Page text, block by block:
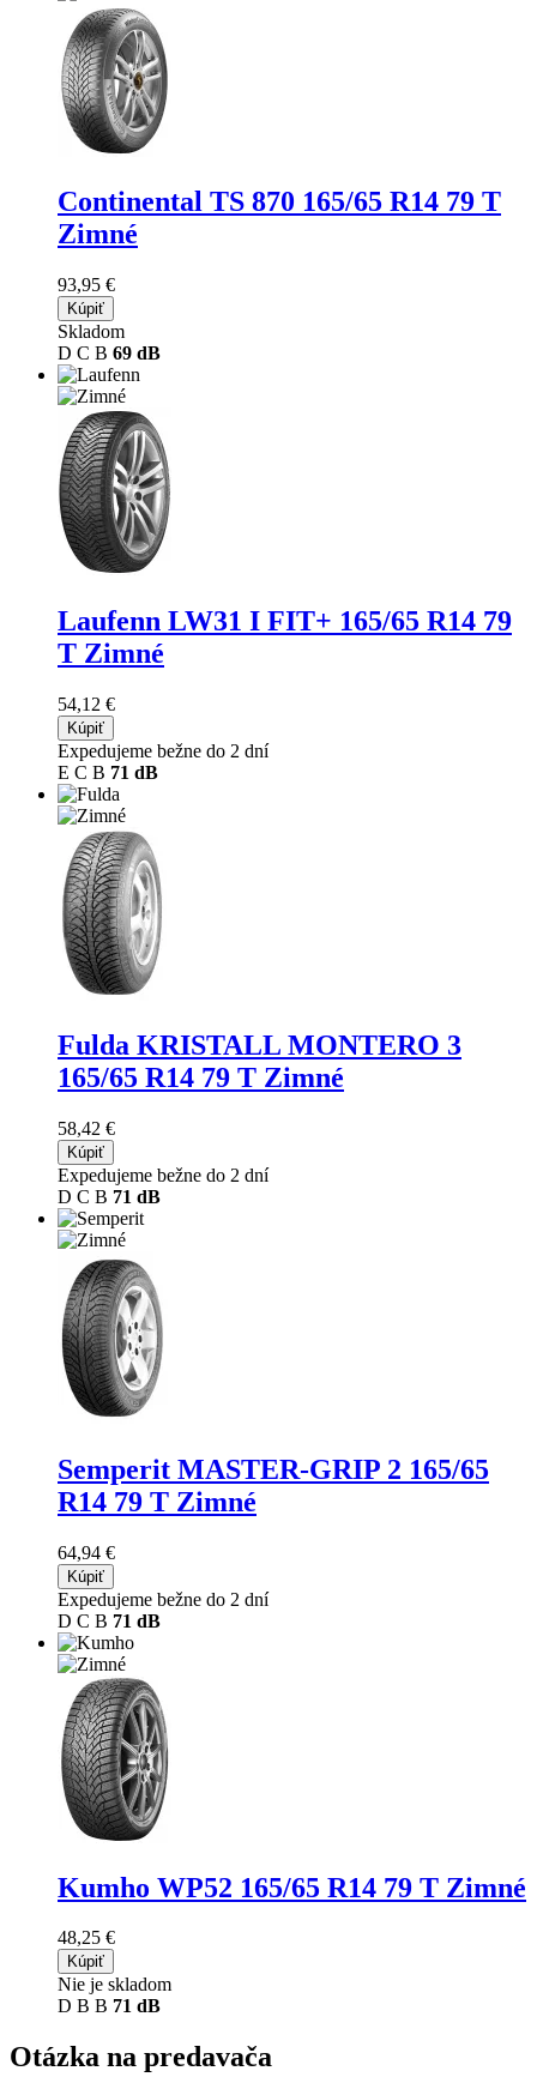
Continental TS 870 165/65 R14 79 T
Zimné
93,95 €
Kúpiť
Skladom
D C B 69 dB
Laufenn LW31 I FIT+ 165/65 R14 79
T Zimné
54,12 €
Kúpiť
Expedujeme bežne do 2 dní
E C B 71 dB
Fulda KRISTALL MONTERO 3
165/65 R14 79 T Zimné
58,42 €
Kúpiť
Expedujeme bežne do 2 dní
D C B 71 dB
Semperit MASTER-GRIP 2 165/65
R14 79 T Zimné
64,94 €
Kúpiť
Expedujeme bežne do 2 dní
D C B 71 dB
Kumho WP52 165/65 R14 79 T Zimné
48,25 €
Kúpiť
Nie je skladom
D B B 71 dB
Otázka na predavača